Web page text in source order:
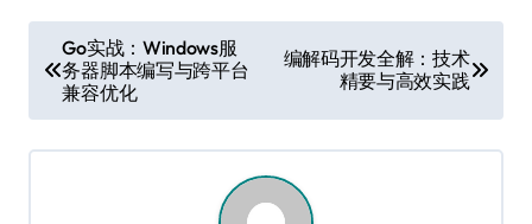
章
导
航
Go实战：Windows服
务器脚本编写与跨平台
兼容优化
编解码开发全解：技术
精要与高效实践